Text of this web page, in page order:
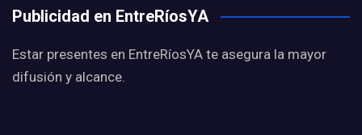
Publicidad en EntreRíosYA
Estar presentes en EntreRíosYA te asegura la mayor
difusión y alcance.